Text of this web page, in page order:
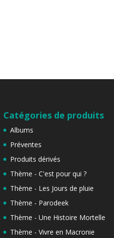
Catégories de produits
Albums
Préventes
Produits dérivés
Thème - C'est pour qui ?
Thème - Les Jours de pluie
Thème - Parodeek
Thème - Une Histoire Mortelle
Thème - Vivre en Macronie